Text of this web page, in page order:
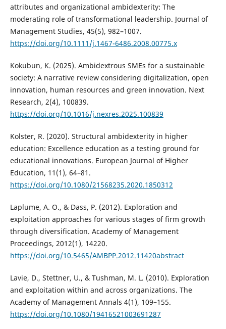
attributes and organizational ambidexterity: The
moderating role of transformational leadership. Journal of
Management Studies, 45(5), 982–1007.
https://doi.org/10.1111/j.1467-6486.2008.00775.x
Kokubun, K. (2025). Ambidextrous SMEs for a sustainable
society: A narrative review considering digitalization, open
innovation, human resources and green innovation. Next
Research, 2(4), 100839.
https://doi.org/10.1016/j.nexres.2025.100839
Kolster, R. (2020). Structural ambidexterity in higher
education: Excellence education as a testing ground for
educational innovations. European Journal of Higher
Education, 11(1), 64–81.
https://doi.org/10.1080/21568235.2020.1850312
Laplume, A. O., & Dass, P. (2012). Exploration and
exploitation approaches for various stages of firm growth
through diversification. Academy of Management
Proceedings, 2012(1), 14220.
https://doi.org/10.5465/AMBPP.2012.11420abstract
Lavie, D., Stettner, U., & Tushman, M. L. (2010). Exploration
and exploitation within and across organizations. The
Academy of Management Annals 4(1), 109–155.
https://doi.org/10.1080/19416521003691287